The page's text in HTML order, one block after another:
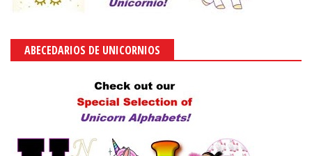
ABECEDARIOS DE UNICORNIOS